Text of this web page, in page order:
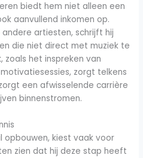
biedt hem niet alleen een
aanvullend inkomen op.
artiesten, schrijft hij
die niet direct met muziek te
zoals het inspreken van
zorgt telkens
een afwisselende carrière
binnenstromen.
opbouwen, kiest vaak voor
zien dat hij deze stap heeft